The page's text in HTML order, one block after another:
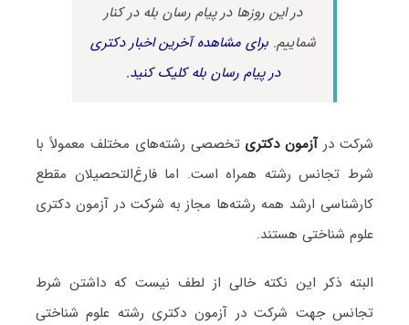
در این روزها در پیام رسان بله در کنار
شماییم.برای مشاهده آخرین اخبار دکتری
در پیام رسان بله کلیک کنید.
شرکت درآزمون دکتری تخصصی رشته‌های مختلف معمولاً با
شرط تجانس رشته همراه است. اما فارغ‌التحصیلان مقطع
کارشناسی ارشد همه رشته‌ها مجاز به شرکت در آزمون دکتری
علوم شناختی هستند.
البته ذکر این نکته خالی از لطف نیست که داشتن شرط
تجانس جهت شرکت در آزمون دکتری رشته علوم شناختی